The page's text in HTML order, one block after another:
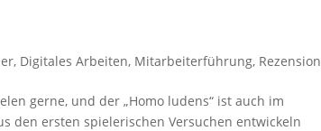
, Digitales Arbeiten, Mitarbeiterführung, Rezension
gerne, und der „Homo ludens“ ist auch im
den ersten spielerischen Versuchen entwickeln